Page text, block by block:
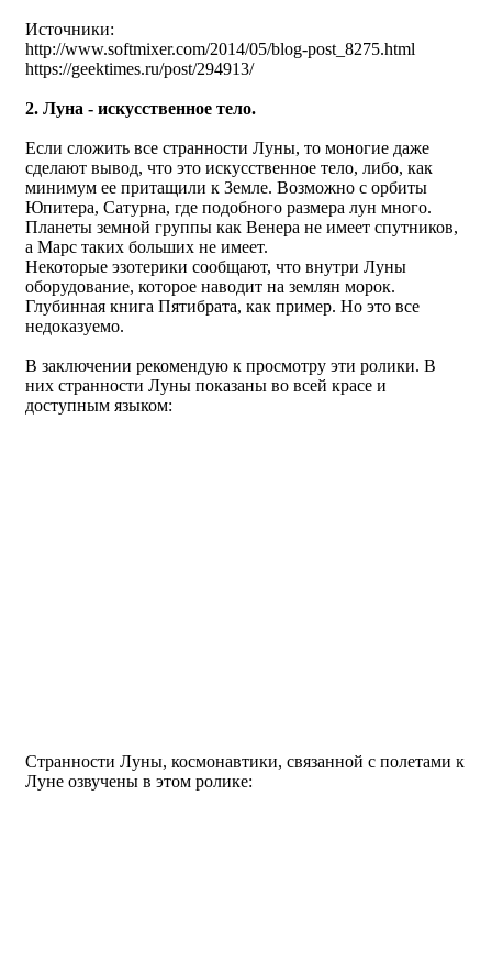
Источники:
http://www.softmixer.com/2014/05/blog-post_8275.html
https://geektimes.ru/post/294913/
2. Луна - искусственное тело.
Если сложить все странности Луны, то моногие даже
сделают вывод, что это искусственное тело, либо, как
минимум ее притащили к Земле. Возможно с орбиты
Юпитера, Сатурна, где подобного размера лун много.
Планеты земной группы как Венера не имеет спутников,
а Марс таких больших не имеет.
Некоторые эзотерики сообщают, что внутри Луны
оборудование, которое наводит на землян морок.
Глубинная книга Пятибрата, как пример. Но это все
недоказуемо.
В заключении рекомендую к просмотру эти ролики. В
них странности Луны показаны во всей красе и
доступным языком:
Странности Луны, космонавтики, связанной с полетами к
Луне озвучены в этом ролике: